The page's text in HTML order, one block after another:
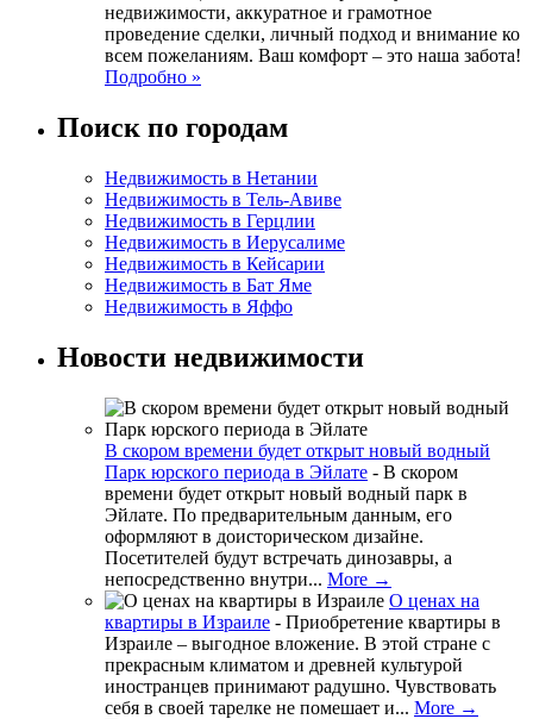
недвижимости, аккуратное и грамотное
проведение сделки, личный подход и внимание ко
всем пожеланиям. Ваш комфорт – это наша забота!
Подробно »
Поиск по городам
Недвижимость в Нетании
Недвижимость в Тель-Авиве
Недвижимость в Герцлии
Недвижимость в Иерусалиме
Недвижимость в Кейсарии
Недвижимость в Бат Яме
Недвижимость в Яффо
Новости недвижимости
В скором времени будет открыт новый водный
Парк юрского периода в Эйлате - В скором
времени будет открыт новый водный парк в
Эйлате. По предварительным данным, его
оформляют в доисторическом дизайне.
Посетителей будут встречать динозавры, а
непосредственно внутри... More →
О ценах на
квартиры в Израиле - Приобретение квартиры в
Израиле – выгодное вложение. В этой стране с
прекрасным климатом и древней культурой
иностранцев принимают радушно. Чувствовать
себя в своей тарелке не помешает и... More →